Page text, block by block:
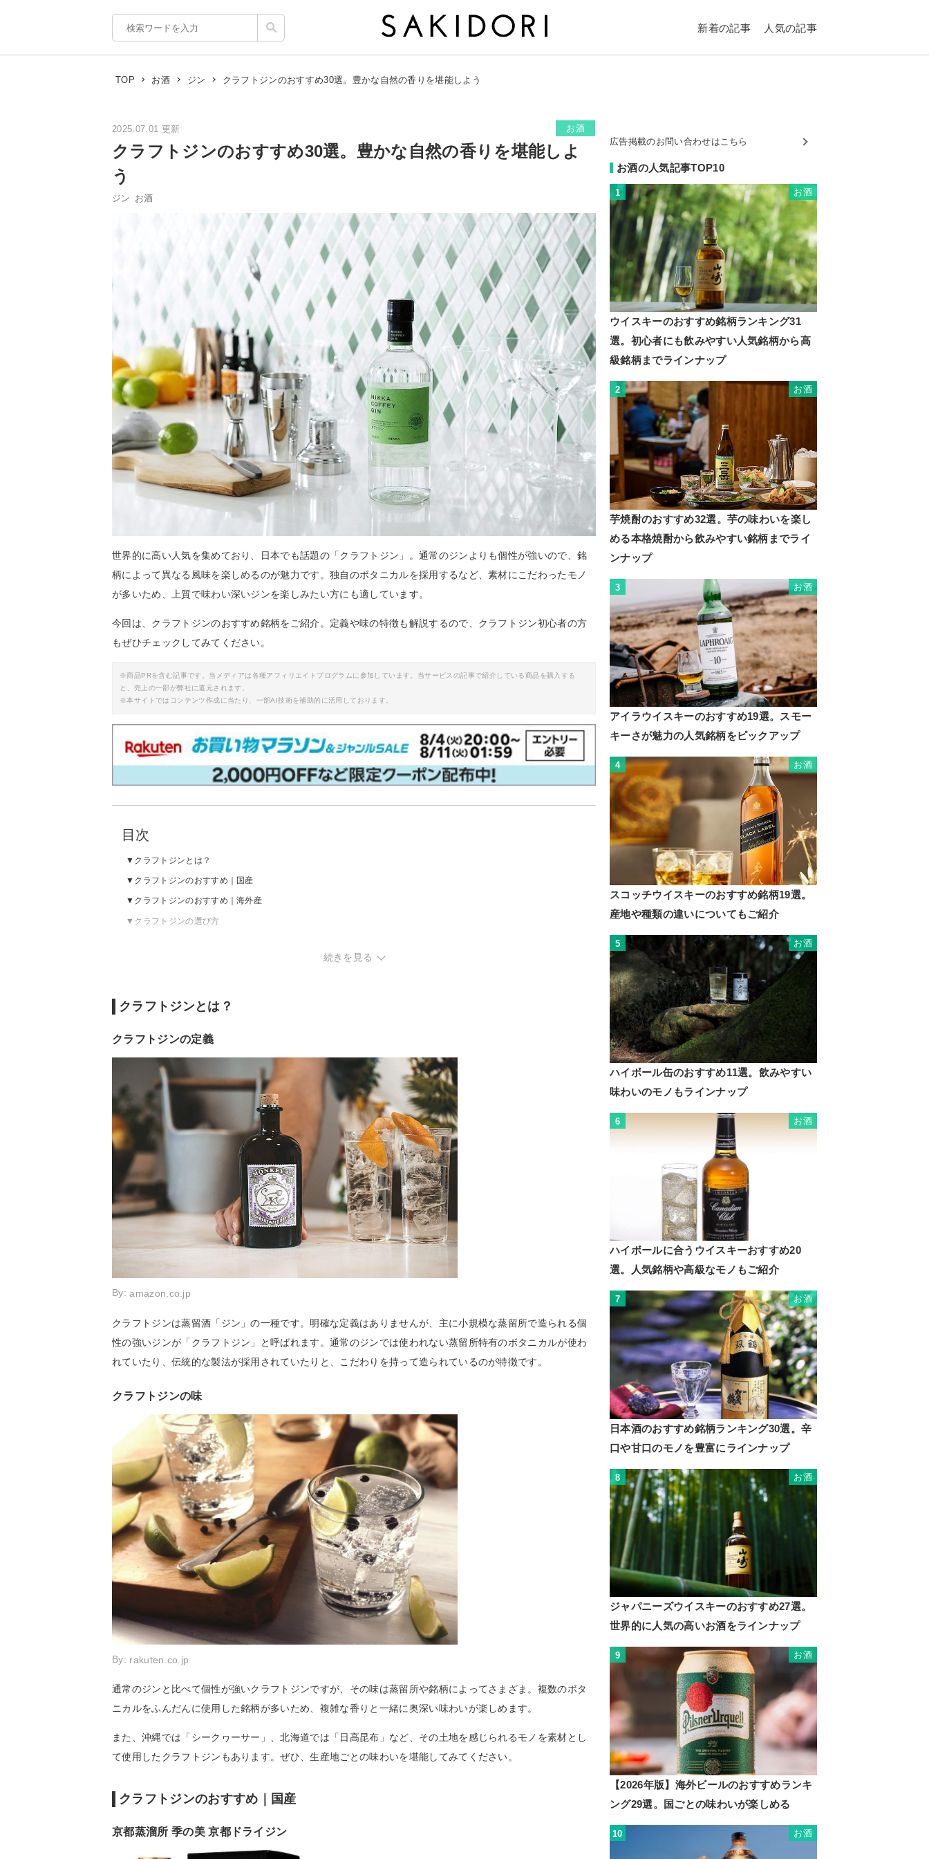
新着の記事 人気の記事
TOP お酒 ジン クラフトジンのおすすめ30選。豊かな自然の香りを堪能しよう
2025.07.01 更新 お酒
クラフトジンのおすすめ30選。豊かな自然の香りを堪能しよ
う
ジン お酒
By: amazon.co.jp
世界的に高い人気を集めており、日本でも話題の「クラフトジン」。通常のジンよりも個性が強いので、銘
柄によって異なる風味を楽しめるのが魅力です。独自のボタニカルを採用するなど、素材にこだわったモノ
が多いため、上質で味わい深いジンを楽しみたい方にも適しています。
今回は、クラフトジンのおすすめ銘柄をご紹介。定義や味の特徴も解説するので、クラフトジン初心者の方
もぜひチェックしてみてください。
※商品PRを含む記事です。当メディアは各種アフィリエイトプログラムに参加しています。当サービスの記事で紹介している商品を購入する
と、売上の一部が弊社に還元されます。
※本サイトではコンテンツ作成に当たり、一部AI技術を補助的に活用しております。
目次
クラフトジンとは？
クラフトジンのおすすめ｜国産
クラフトジンのおすすめ｜海外産
クラフトジンの選び方
続きを見る
クラフトジンとは？
クラフトジンの定義
By:amazon.co.jp
クラフトジンは蒸留酒「ジン」の一種です。明確な定義はありませんが、主に小規模な蒸留所で造られる個
性の強いジンが「クラフトジン」と呼ばれます。通常のジンでは使われない蒸留所特有のボタニカルが使わ
れていたり、伝統的な製法が採用されていたりと、こだわりを持って造られているのが特徴です。
クラフトジンの味
By: rakuten.co.jp
通常のジンと比べて個性が強いクラフトジンですが、その味は蒸留所や銘柄によってさまざま。複数のボタ
ニカルをふんだんに使用した銘柄が多いため、複雑な香りと一緒に奥深い味わいが楽しめます。
また、沖縄では「シークヮーサー」、北海道では「日高昆布」など、その土地を感じられるモノを素材とし
て使用したクラフトジンもあります。ぜひ、生産地ごとの味わいを堪能してみてください。
クラフトジンのおすすめ｜国産
京都蒸溜所 季の美 京都ドライジン
広告掲載のお問い合わせはこちら
お酒の人気記事TOP10
1 お酒
ウイスキーのおすすめ銘柄ランキング31
選。初心者にも飲みやすい人気銘柄から高
級銘柄までラインナップ
2 お酒
芋焼酎のおすすめ32選。芋の味わいを楽し
める本格焼酎から飲みやすい銘柄までライ
ンナップ
3 お酒
アイラウイスキーのおすすめ19選。スモー
キーさが魅力の人気銘柄をピックアップ
4 お酒
スコッチウイスキーのおすすめ銘柄19選。
産地や種類の違いについてもご紹介
5 お酒
ハイボール缶のおすすめ11選。飲みやすい
味わいのモノもラインナップ
6 お酒
ハイボールに合うウイスキーおすすめ20
選。人気銘柄や高級なモノもご紹介
7 お酒
日本酒のおすすめ銘柄ランキング30選。辛
口や甘口のモノを豊富にラインナップ
8 お酒
ジャパニーズウイスキーのおすすめ27選。
世界的に人気の高いお酒をラインナップ
9 お酒
【2026年版】海外ビールのおすすめランキ
ング29選。国ごとの味わいが楽しめる
10 お酒